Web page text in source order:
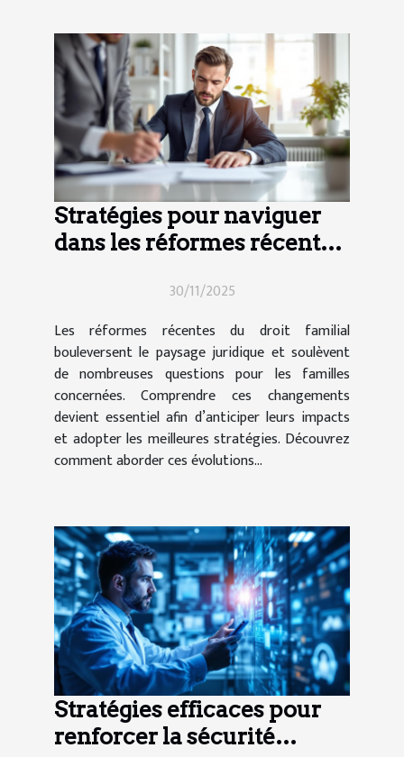
Stratégies pour naviguer
dans les réformes récentes
30/11/2025
Les réformes récentes du droit familial
bouleversent le paysage juridique et soulèvent
de nombreuses questions pour les familles
concernées. Comprendre ces changements
devient essentiel afin d’anticiper leurs impacts
et adopter les meilleures stratégies. Découvrez
comment aborder ces évolutions...
Stratégies efficaces pour
renforcer la sécurité